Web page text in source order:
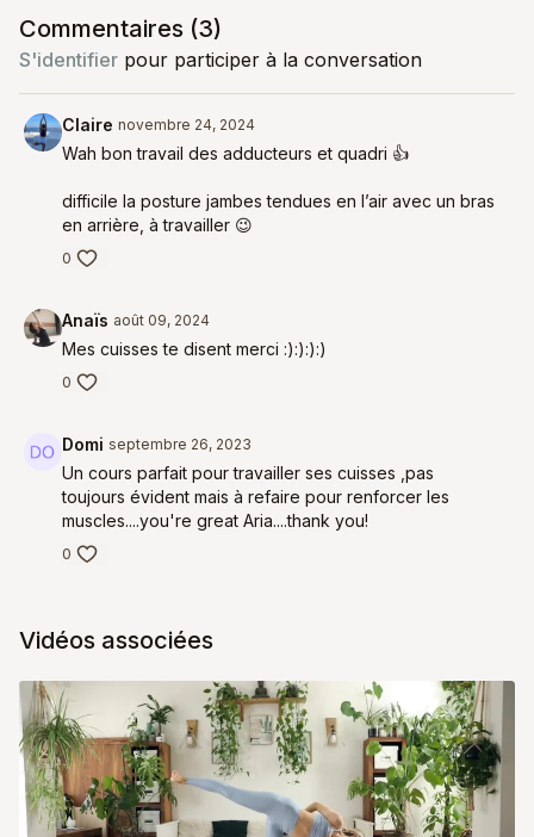
Commentaires (3)
S'identifier pour participer à la conversation
Claire novembre 24, 2024
Wah bon travail des adducteurs et quadri 👍
difficile la posture jambes tendues en l’air avec un bras
en arrière, à travailler 😉
0
Anaïs août 09, 2024
Mes cuisses te disent merci :):):):)
0
Domi septembre 26, 2023
Un cours parfait pour travailler ses cuisses ,pas
toujours évident mais à refaire pour renforcer les
muscles....you're great Aria....thank you!
0
Vidéos associées